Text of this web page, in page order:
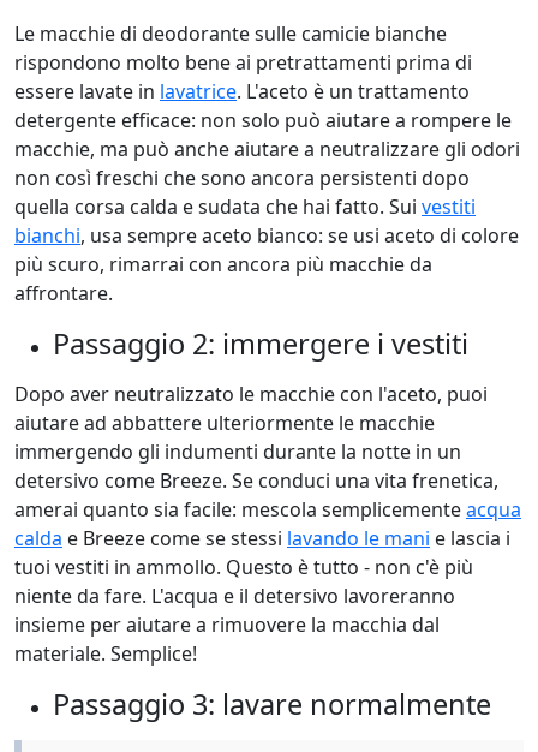
Le macchie di deodorante sulle camicie bianche
rispondono molto bene ai pretrattamenti prima di
essere lavate in lavatrice. L'aceto è un trattamento
detergente efficace: non solo può aiutare a rompere le
macchie, ma può anche aiutare a neutralizzare gli odori
non così freschi che sono ancora persistenti dopo
quella corsa calda e sudata che hai fatto. Sui vestiti
bianchi, usa sempre aceto bianco: se usi aceto di colore
più scuro, rimarrai con ancora più macchie da
affrontare.
Passaggio 2: immergere i vestiti
Dopo aver neutralizzato le macchie con l'aceto, puoi
aiutare ad abbattere ulteriormente le macchie
immergendo gli indumenti durante la notte in un
detersivo come Breeze. Se conduci una vita frenetica,
amerai quanto sia facile: mescola semplicementeacqua
calda e Breeze come se stessi lavando le mani e lascia i
tuoi vestiti in ammollo. Questo è tutto - non c'è più
niente da fare. L'acqua e il detersivo lavoreranno
insieme per aiutare a rimuovere la macchia dal
materiale. Semplice!
Passaggio 3: lavare normalmente